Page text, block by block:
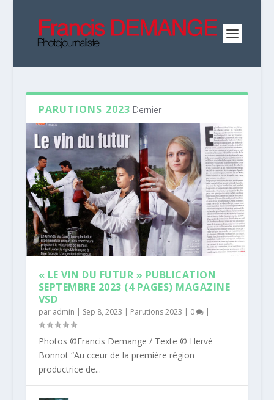
PARUTIONS 2023 Dernier
« LE VIN DU FUTUR » PUBLICATION
SEPTEMBRE 2023 (4 PAGES) MAGAZINE
VSD
par admin | Sep 8, 2023 | Parutions 2023 | 0 |
Photos ©Francis Demange / Texte © Hervé
Bonnot “Au cœur de la première région
productrice de...